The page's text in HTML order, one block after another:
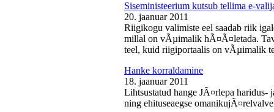
Siseministeerium kutsub tellima e-
20. jaanuar 2011
Riigikogu valimiste eel saadab riik
millal on vÃµimalik hÃ¤Ã¤letada.
teel, kuid riigiportaalis on vÃµimalik
Hanke korraldamine
18. jaanuar 2011
Lihtsustatud hange JÃ¤rlepa
ning ehituseaegse